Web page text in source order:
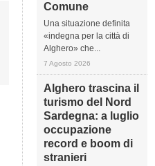
Comune
Una situazione definita
«indegna per la città di
Alghero» che...
7 Agosto 2026
Alghero trascina il
turismo del Nord
Sardegna: a luglio
occupazione
record e boom di
stranieri